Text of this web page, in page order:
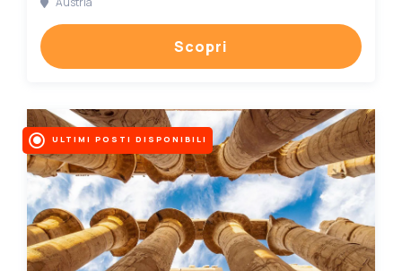
Scopri
ULTIMI POSTI DISPONIBILI